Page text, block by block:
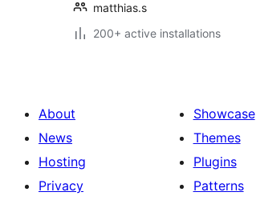
matthias.s
200+ active installations
About
News
Hosting
Privacy
Showcase
Themes
Plugins
Patterns